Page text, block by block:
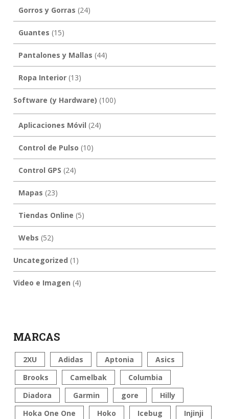
Gorros y Gorras (24)
Guantes (15)
Pantalones y Mallas (44)
Ropa Interior(13)
Software (y Hardware) (100)
Aplicaciones Móvil (24)
Control de Pulso (10)
Control GPS (24)
Mapas (23)
Tiendas Online (5)
Webs (52)
Uncategorized (1)
Video e Imagen (4)
MARCAS
2XU Adidas Aptonia
Asics
Brooks
Camelbak
Columbia
Diadora
Garmin gore
Hilly
Hoka One One
Hoko Icebug Injinji